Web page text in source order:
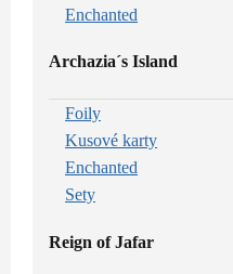
Enchanted
Archazia´s Island
Foily
Kusové karty
Enchanted
Sety
Reign of Jafar